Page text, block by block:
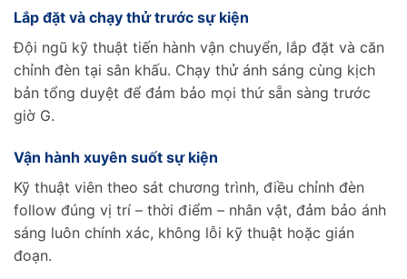
Lắp đặt và chạy thử trước sự kiện
Đội ngũ kỹ thuật tiến hành vận chuyển, lắp đặt và căn
chỉnh đèn tại sân khấu. Chạy thử ánh sáng cùng kịch
bản tổng duyệt để đảm bảo mọi thứ sẵn sàng trước
giờ G.
Vận hành xuyên suốt sự kiện
Kỹ thuật viên theo sát chương trình, điều chỉnh đèn
follow đúng vị trí – thời điểm – nhân vật, đảm bảo ánh
sáng luôn chính xác, không lỗi kỹ thuật hoặc gián
đoạn.